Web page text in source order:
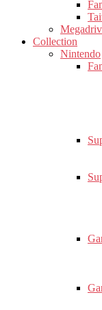
Collection
Nintendo